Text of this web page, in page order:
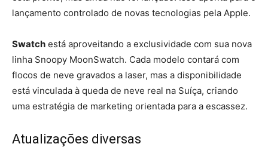
lançamento controlado de novas tecnologias pela Apple.
Swatch está aproveitando a exclusividade com sua nova
linha Snoopy MoonSwatch. Cada modelo contará com
flocos de neve gravados a laser, mas a disponibilidade
está vinculada à queda de neve real na Suíça, criando
uma estratégia de marketing orientada para a escassez.
Atualizações diversas